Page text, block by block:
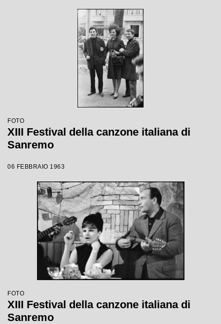
FOTO
XIII Festival della canzone italiana di
Sanremo
06 FEBBRAIO 1963
FOTO
XIII Festival della canzone italiana di
Sanremo